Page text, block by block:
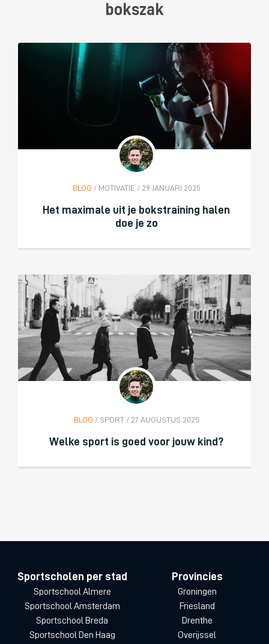
bokszak
BLOG / MOTIVATIE / 29 JANUARI 2025
Het maximale uit je bokstraining halen
doe je zo
BLOG / SPORT / 27 AUGUSTUS 2025
Welke sport is goed voor jouw kind?
Sportscholen per stad
Sportschool Almere
Sportschool Amsterdam
Sportschool Breda
Sportschool Den Haag
Provincies
Groningen
Friesland
Drenthe
Overijssel